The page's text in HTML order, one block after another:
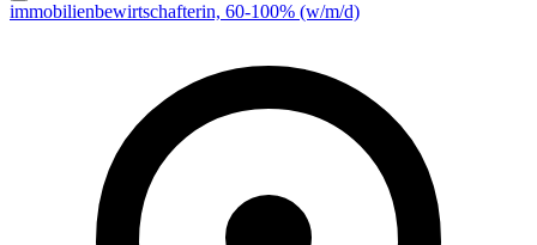
immobilienbewirtschafterin, 60-100% (w/m/d)